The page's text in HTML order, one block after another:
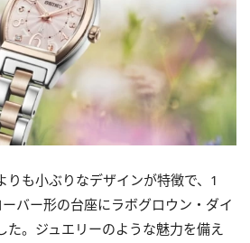
りも小ぶりなデザインが特徴で、1
バー形の台座にラボグロウン・ダイ
た。ジュエリーのような魅力を備え